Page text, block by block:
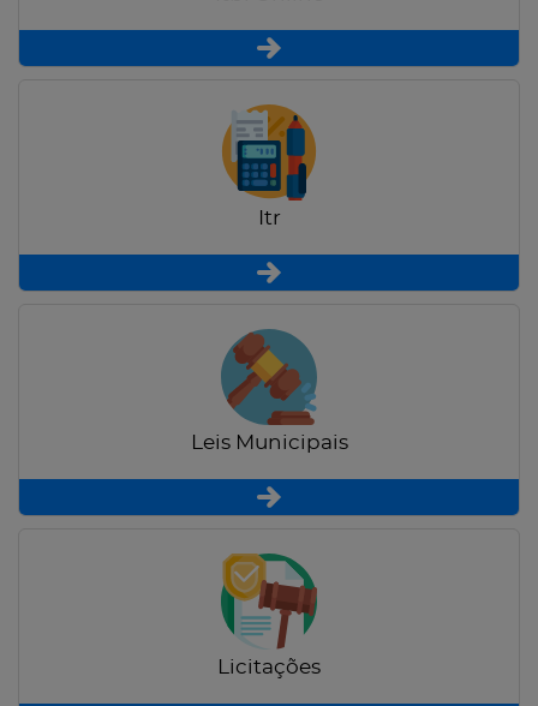
Itr
Leis Municipais
Licitações